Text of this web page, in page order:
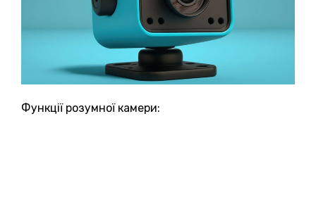
Функції розумної камери: